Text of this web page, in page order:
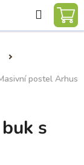
Hledat
postel Arhus
s